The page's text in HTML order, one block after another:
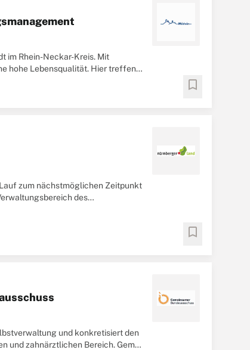
im Rhein-Neckar-Kreis. Mit
hohe Lebensqualität. Hier treffen
bookmark
zum nächstmöglichen Zeitpunkt
des
bookmark
und konkretisiert den
und zahnärztlichen Bereich. Gem.